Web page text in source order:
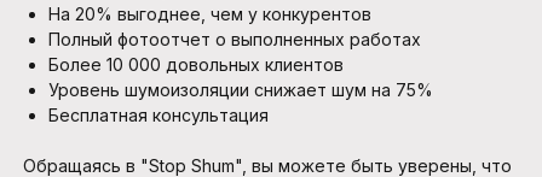
На 20% выгоднее, чем у конкурентов
Полный фотоотчет о выполненных работах
Более 10 000 довольных клиентов
Уровень шумоизоляции снижает шум на 75%
Бесплатная консультация
Обращаясь в "Stop Shum", вы можете быть уверены, что